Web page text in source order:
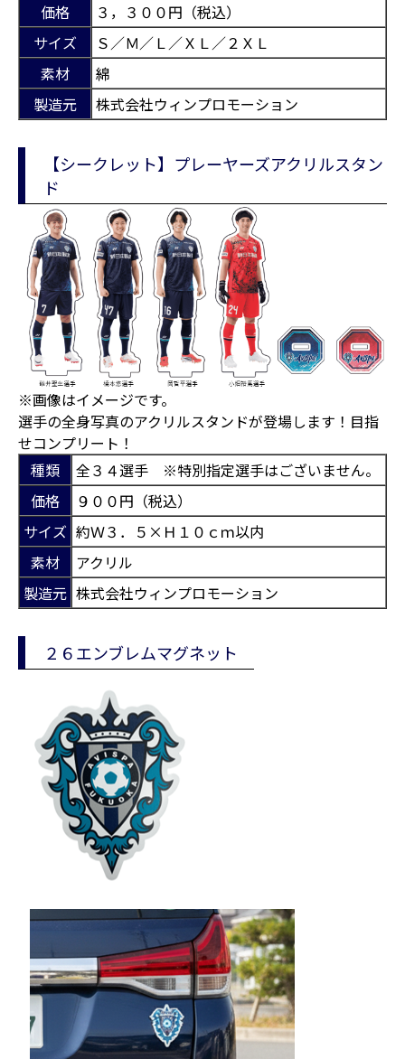
価格
３，３００円（税込）
サイズ
Ｓ／Ｍ／Ｌ／ＸＬ／２ＸＬ
素材
綿
製造元
株式会社ウィンプロモーション
【シークレット】プレーヤーズアクリルスタン
ド
※画像はイメージです。
選手の全身写真のアクリルスタンドが登場します！目指
せコンプリート！
種類
全３４選手 ※特別指定選手はございません。
価格
９００円（税込）
サイズ 約Ｗ３．５×Ｈ１０ｃｍ以内
素材
アクリル
製造元 株式会社ウィンプロモーション
２６エンブレムマグネット